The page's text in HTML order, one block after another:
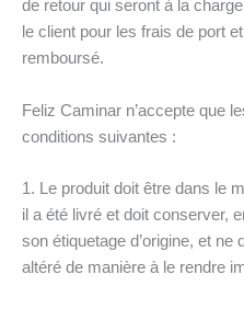
de retour qui seront à la
le client pour les frais de port
remboursé.
Feliz Caminar n’accepte que
conditions suivantes :
1. Le produit doit être dans le
il a été livré et doit conserver,
son étiquetage d’origine, et
altéré de manière à le rendre